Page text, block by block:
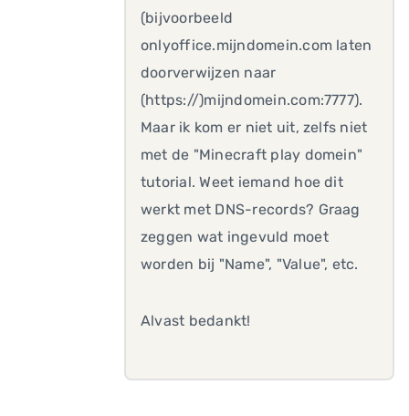
(bijvoorbeeld
onlyoffice.mijndomein.com laten
doorverwijzen naar
(https://)mijndomein.com:7777).
Maar ik kom er niet uit, zelfs niet
met de "Minecraft play domein"
tutorial. Weet iemand hoe dit
werkt met DNS-records? Graag
zeggen wat ingevuld moet
worden bij "Name", "Value", etc.
Alvast bedankt!